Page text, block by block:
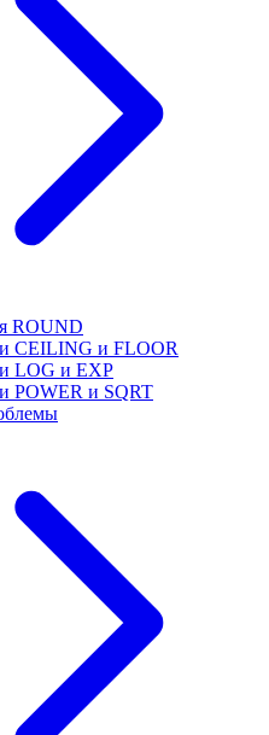
ROUND
CEILING и FLOOR
LOG и EXP
POWER и SQRT